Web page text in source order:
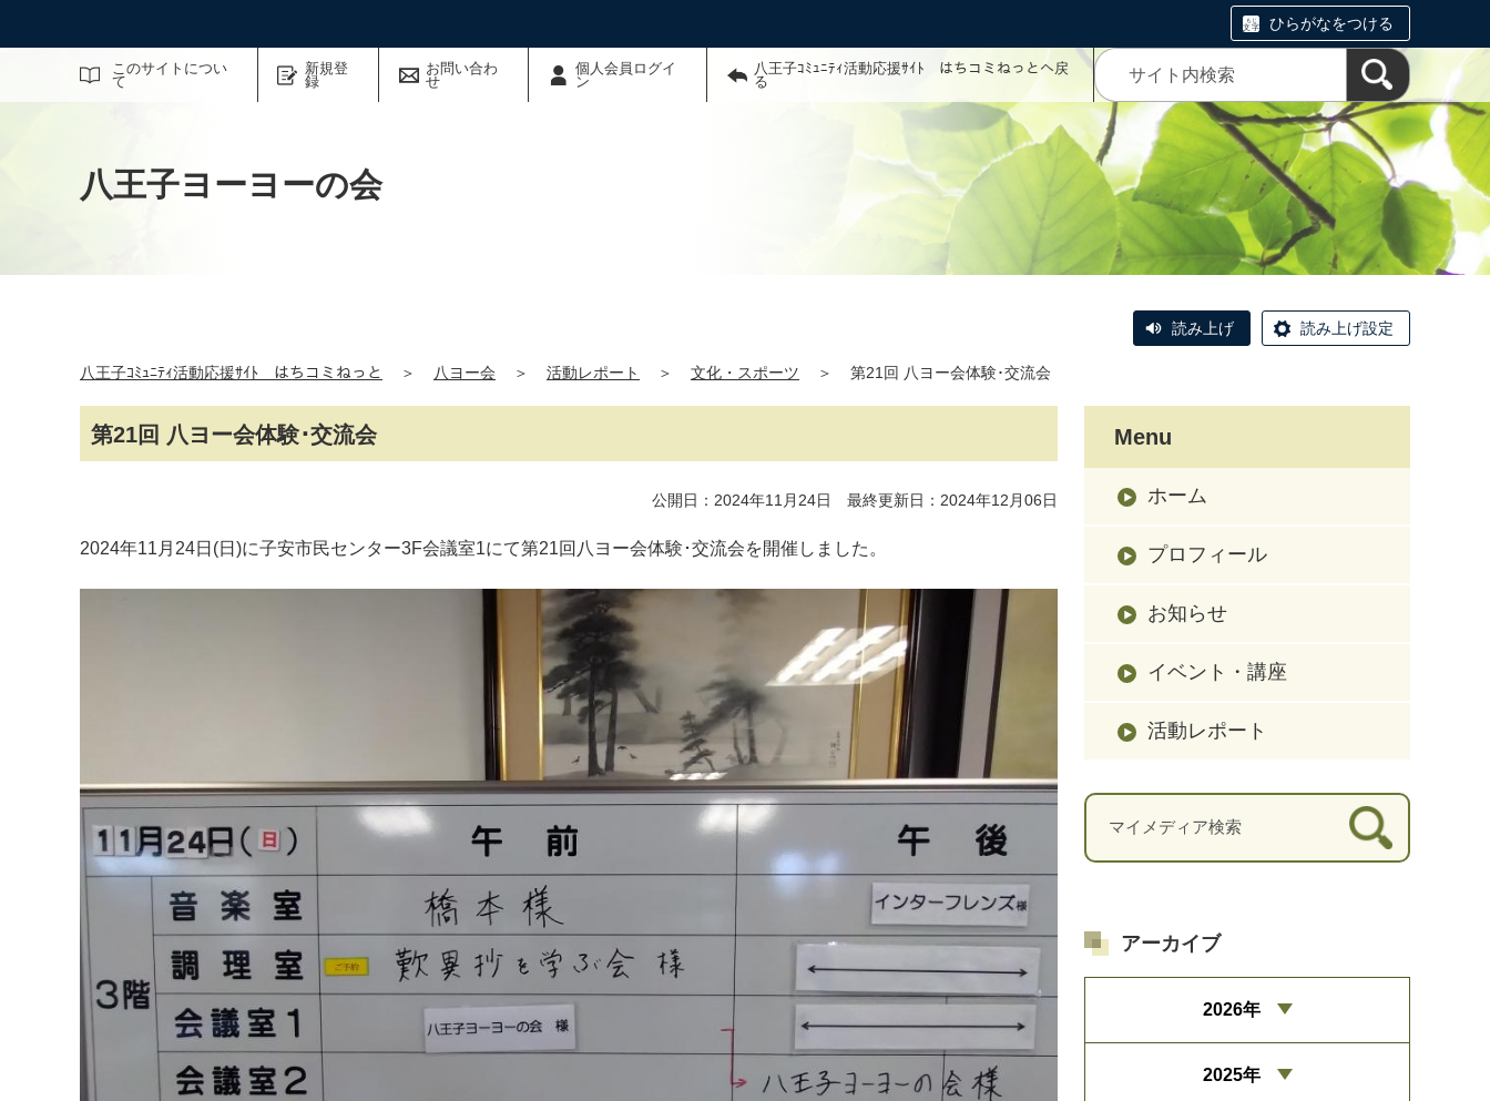
ひらがなをつける
このサイトについ
て
新規登
録
お問い合わ
せ
個人会員ログイ
ン
八王子ｺﾐｭﾆﾃｨ活動応援ｻｲﾄ はちコミねっとへ戻
る
サイト内検索
八王子ヨーヨーの会
読み上げ 読み上げ設定
八王子ｺﾐｭﾆﾃｨ活動応援ｻｲﾄ はちコミねっと ＞ 八ヨー会 ＞ 活動レポート ＞ 文化・スポーツ ＞ 第21回 八ヨー会体験･交流会
第21回 八ヨー会体験･交流会
公開日：2024年11月24日 最終更新日：2024年12月06日
2024年11月24日(日)に子安市民センター3F会議室1にて第21回八ヨー会体験･交流会を開催しました。
Menu
ホーム
プロフィール
お知らせ
イベント・講座
活動レポート
マイメディア検索
アーカイブ
2026年
2025年